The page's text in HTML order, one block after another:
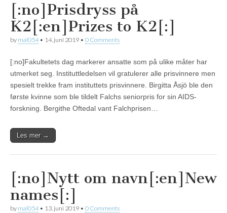
[:no]Prisdryss på
K2[:en]Prizes to K2[:]
by mal054• 14. juni 2019 • 0 Comments
[:no]Fakultetets dag markerer ansatte som på ulike måter har
utmerket seg. Instituttledelsen vil gratulerer alle prisvinnere men
spesielt trekke fram instituttets prisvinnere. Birgitta Åsjö ble den
første kvinne som ble tildelt Falchs seniorpris for sin AIDS-
forskning. Bergithe Oftedal vant Falchprisen…
Les mer →
[:no]Nytt om navn[:en]New
names[:]
by mal054• 13. juni 2019 • 0 Comments